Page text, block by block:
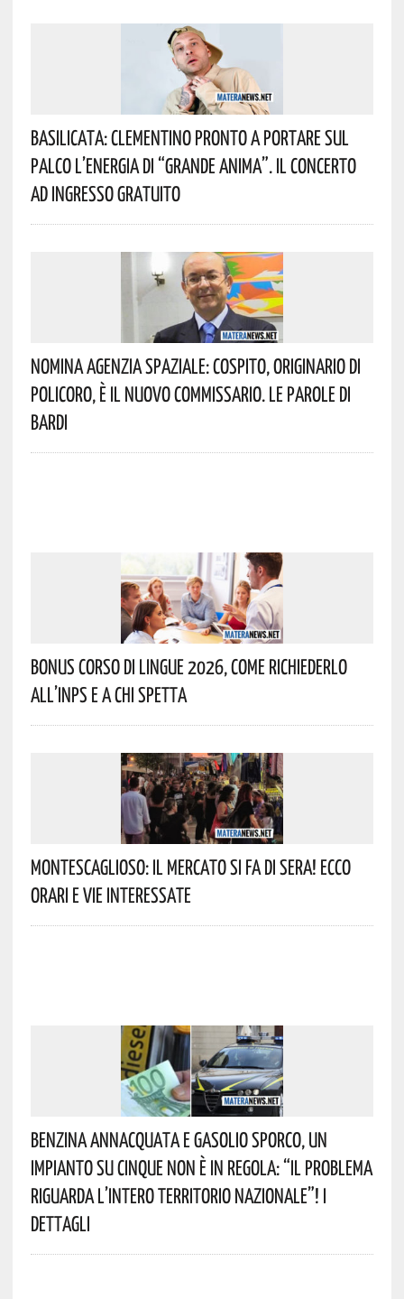
Basilicata: Clementino Pronto A Portare Sul
Palco L’energia Di “Grande Anima”. Il Concerto
Ad Ingresso Gratuito
Nomina Agenzia Spaziale: Cospito, Originario Di
Policoro, È Il Nuovo Commissario. Le Parole Di
Bardi
Bonus Corso Di Lingue 2026, Come Richiederlo
All’INPS E A Chi Spetta
Montescaglioso: Il Mercato Si Fa Di Sera! Ecco
Orari E Vie Interessate
Benzina Annacquata E Gasolio Sporco, Un
Impianto Su Cinque Non È In Regola: “il Problema
Riguarda L’intero Territorio Nazionale”! I
Dettagli